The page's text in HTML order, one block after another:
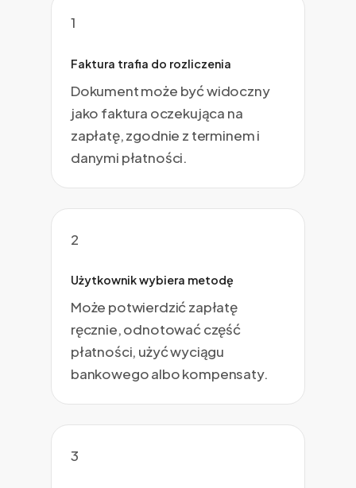
1
Faktura trafia do rozliczenia
Dokument może być widoczny
jako faktura oczekująca na
zapłatę, zgodnie z terminem i
danymi płatności.
2
Użytkownik wybiera metodę
Może potwierdzić zapłatę
ręcznie, odnotować część
płatności, użyć wyciągu
bankowego albo kompensaty.
3